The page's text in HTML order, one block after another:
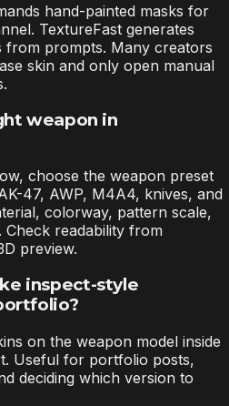
hand-painted masks for
TextureFast generates
from prompts. Many creators
skin and only open manual
weapon in
choose the weapon preset
47, AWP, M4A4, knives, and
colorway, pattern scale,
Check readability from
preview.
inspect-style
on the weapon model inside
Useful for portfolio posts,
deciding which version to